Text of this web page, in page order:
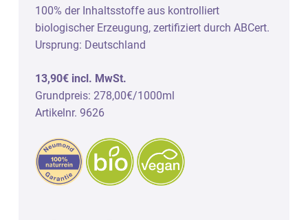
100% der Inhaltsstoffe aus kontrolliert
biologischer Erzeugung, zertifiziert durch ABCert.
Ursprung: Deutschland
13,90€ incl. MwSt.
Grundpreis: 278,00€/1000ml
Artikelnr. 9626